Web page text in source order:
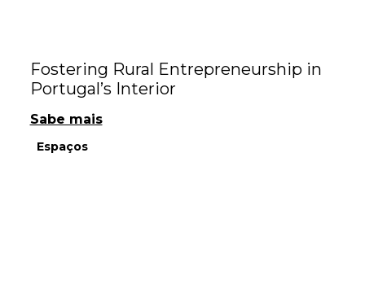
Fostering Rural Entrepreneurship in
Portugal’s Interior
Sabe mais
Espaços